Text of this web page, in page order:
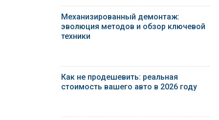
Механизированный демонтаж:
эволюция методов и обзор ключевой
техники
Как не продешевить: реальная
стоимость вашего авто в 2026 году